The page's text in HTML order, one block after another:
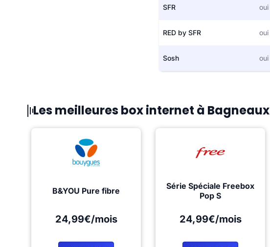
SFR oui
RED by SFR oui
Sosh oui
Les meilleures box internet à Bagneaux
B&YOU Pure fibre
24,99€/mois
Série Spéciale Freebox
Pop S
24,99€/mois